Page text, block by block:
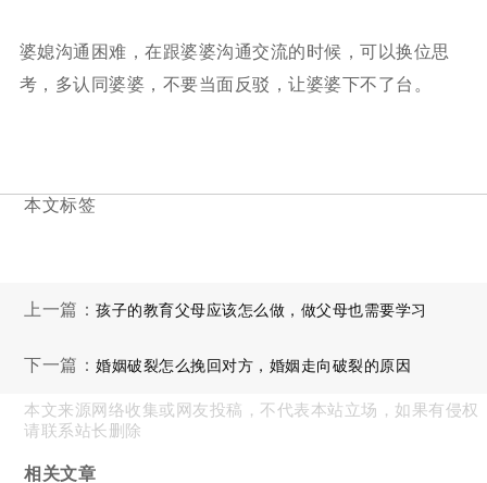
婆媳沟通困难，在跟婆婆沟通交流的时候，可以换位思
考，多认同婆婆，不要当面反驳，让婆婆下不了台。
本文标签
上一篇：孩子的教育父母应该怎么做，做父母也需要学习
下一篇：婚姻破裂怎么挽回对方，婚姻走向破裂的原因
本文来源网络收集或网友投稿，不代表本站立场，如果有侵权
请联系站长删除
相关文章